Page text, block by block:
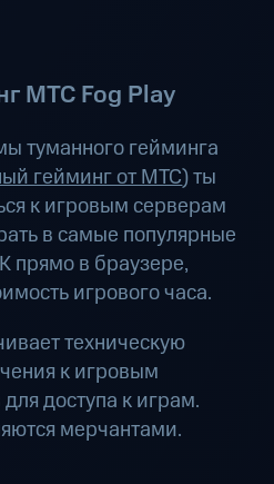
МТС Fog Play
туманного гейминга
гейминг от МТС) ты
к игровым серверам
в самые популярные
прямо в браузере,
игрового часа.
техническую
к игровым
доступа к играм.
мерчантами.